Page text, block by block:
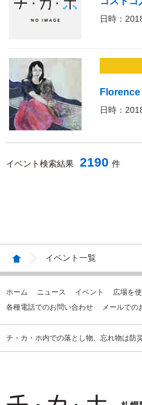
日時：
Florence
日時：
イベント検索結果 2190 件
イベント一覧
ホーム ニュース イベント 広場を
各種電話でのお問い合わせ
メールでの
チ・カ・ホ内での落とし物、忘れ物は防